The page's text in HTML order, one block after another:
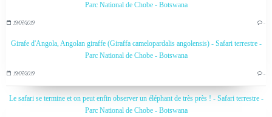
Parc National de Chobe - Botswana
19/07/2019 …
Girafe d'Angola, Angolan giraffe (Giraffa camelopardalis angolensis) - Safari terrestre -
Parc National de Chobe - Botswana
19/07/2019 …
Le safari se termine et on peut enfin observer un éléphant de très près ! - Safari terrestre -
Parc National de Chobe - Botswana